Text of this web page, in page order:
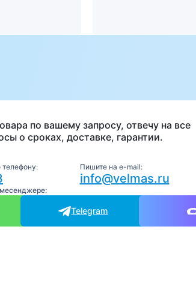
по вашему запросу, отвечу на все
о сроках, доставке, гарантии.
телефону:
Пишите на e-mail:
info@velmas.ru
Telegram